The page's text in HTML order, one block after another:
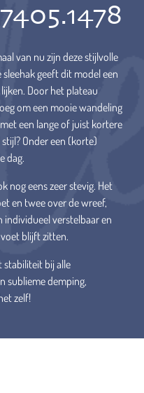
7405.1478
van nu zijn deze stijlvolle
geeft dit model een
Door het plateau
om een mooie wandeling
een lange of juist kortere
Onder een (korte)
dag.
nog eens zeer stevig. Het
en twee over de wreef,
individueel verstelbaar en
blijft zitten.
stabiliteit bij alle
sublieme demping,
zelf!